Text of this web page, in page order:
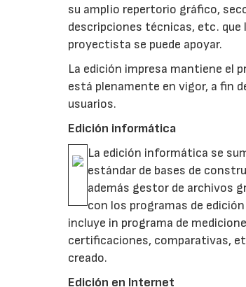
su amplio repertorio gráfico,
descripciones técnicas, etc. que
proyectista se puede apoyar.
La edición impresa mantiene el
está plenamente en vigor, a fin
usuarios.
Edición informática
La edición informática se
estándar de bases de
además gestor de archivos
con los programas de
incluye in programa de
certificaciones, comparativas,
creado.
Edición en Internet